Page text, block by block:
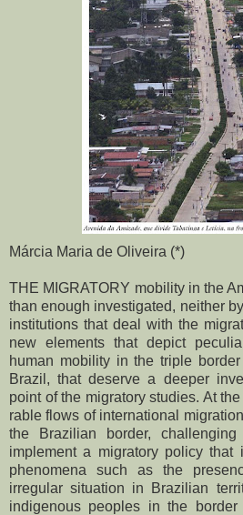
Márcia Maria de Oliveira (*)
THE MIGRATORY mobility in the
than enough investigated, neither
institutions that deal with the
new elements that depict
human mobility in the triple
Brazil, that deserve a deeper
point of the migratory studies. At
rable flows of international
the Brazilian border,
implement a migratory policy
phenomena such as the
irregular situation in Brazilian
indigenous peoples in the